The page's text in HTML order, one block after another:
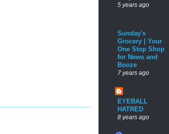
5 years ago
Sunday's
Grocery | Your
One Stop Shop
for News and
Booze
7 years ago
EYEBALL
HATRED
8 years ago